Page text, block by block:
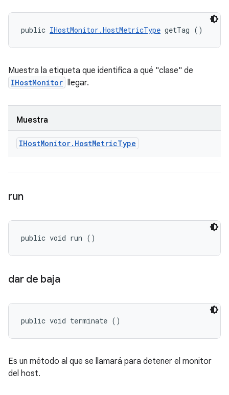
public IHostMonitor.HostMetricType getTag ()
Muestra la etiqueta que identifica a qué "clase" de
IHostMonitor llegar.
Muestra
IHostMonitor. HostMetricType
run
public void run ()
dar de baja
public void terminate ()
Es un método al que se llamará para detener el monitor
del host.